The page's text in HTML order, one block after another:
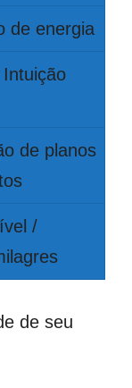
de energia
de planos
/
de seu